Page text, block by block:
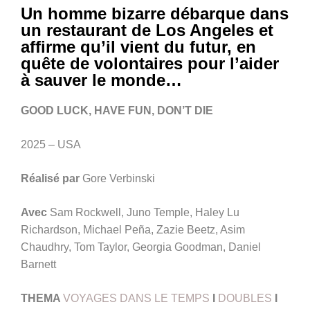
Un homme bizarre débarque dans
un restaurant de Los Angeles et
affirme qu’il vient du futur, en
quête de volontaires pour l’aider
à sauver le monde…
GOOD LUCK, HAVE FUN, DON’T DIE
2025 – USA
Réalisé par Gore Verbinski
Avec Sam Rockwell, Juno Temple, Haley Lu
Richardson, Michael Peña, Zazie Beetz, Asim
Chaudhry, Tom Taylor, Georgia Goodman, Daniel
Barnett
THEMA VOYAGES DANS LE TEMPS DOUBLES